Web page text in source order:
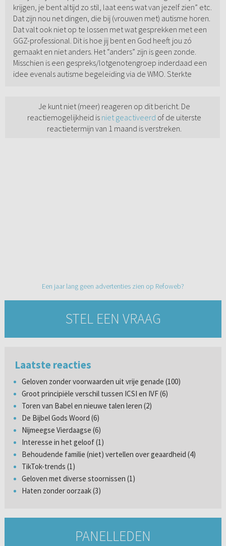
krijgen, je bent altijd zo stil, laat eens wat van jezelf zien” etc.
Dat zijn nou net dingen, die bij (vrouwen met) autisme horen.
Dat valt ook niet op te lossen met wat gesprekken met een
GGZ-professional. Dit is hoe jij bent en God heeft jou zó
gemaakt en niet anders. Het “anders” zijn is geen zonde.
Misschien is een gespreks/lotgenotengroep inderdaad een
idee evenals autisme begeleiding via de WMO. Sterkte
Je kunt niet (meer) reageren op dit bericht. De
reactiemogelijkheid is niet geactiveerd of de uiterste
reactietermijn van 1 maand is verstreken.
Een jaar lang geen advertenties zien op Refoweb?
STEL EEN VRAAG
Laatste reacties
Geloven zonder voorwaarden uit vrije genade (100)
Groot principiële verschil tussen ICSI en IVF (6)
Toren van Babel en nieuwe talen leren (2)
De Bijbel Gods Woord (6)
Nijmeegse Vierdaagse (6)
Interesse in het geloof (1)
Behoudende familie (niet) vertellen over geaardheid (4)
TikTok-trends (1)
Geloven met diverse stoornissen (1)
Haten zonder oorzaak (3)
PANELLEDEN